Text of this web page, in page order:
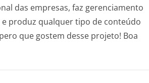
das empresas, faz gerenciamento
e produz qualquer tipo de conteúdo
que gostem desse projeto! Boa